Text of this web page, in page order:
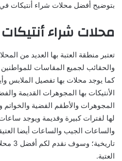
بتوضيح أفضل محلات شراء أنتيكات في
محلات شراء
تعتبر منطقة العتبة بها العديد من
والحقائب لجميع المقاسات للمواطنين
كما يوجد محلات بها تفصيل الملابس
الأنتيكات بها المجوهرات القديمة
المجوهرات والأطقم الفضية والخواتم
لها لفترات كبيرة وقديمة ويوجد
والساعات الجيب والساعات أيضا
العتبة.